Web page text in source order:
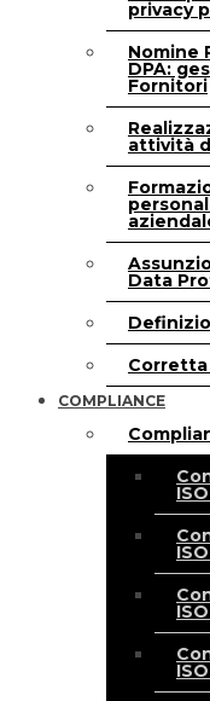
privacy
Nomine
DPA:
Fornitori
attività
Data
COMPLIANCE